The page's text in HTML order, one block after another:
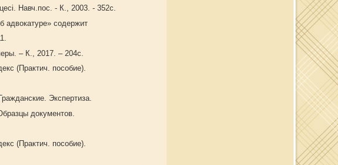
Навч.пос. - К., 2003. - 352с.
адвокатуре» содержит
– К., 2017. – 204с.
(Практич. пособие).
Экспертиза.
документов.
(Практич. пособие).